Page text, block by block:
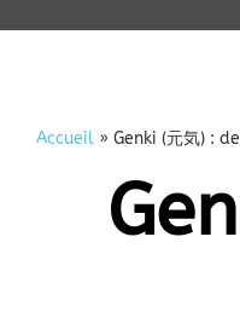
Accueil » Genki (元気) :